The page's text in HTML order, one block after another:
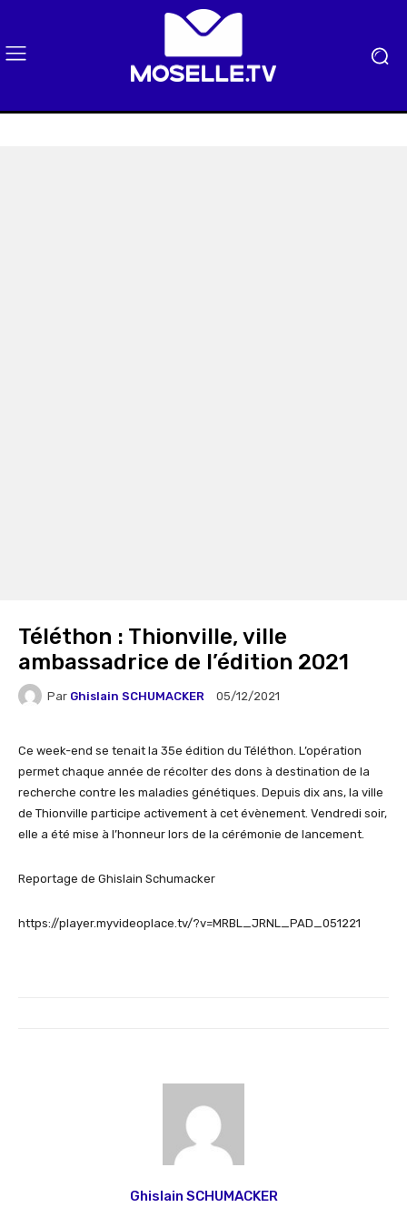
Téléthon : Thionville, ville
ambassadrice de l’édition 2021
Par Ghislain SCHUMACKER 05/12/2021
Ce week-end se tenait la 35e édition du Téléthon. L’opération
permet chaque année de récolter des dons à destination de la
recherche contre les maladies génétiques. Depuis dix ans, la ville
de Thionville participe activement à cet évènement. Vendredi soir,
elle a été mise à l’honneur lors de la cérémonie de lancement.
Reportage de Ghislain Schumacker
https://player.myvideoplace.tv/?v=MRBL_JRNL_PAD_051221
Ghislain SCHUMACKER